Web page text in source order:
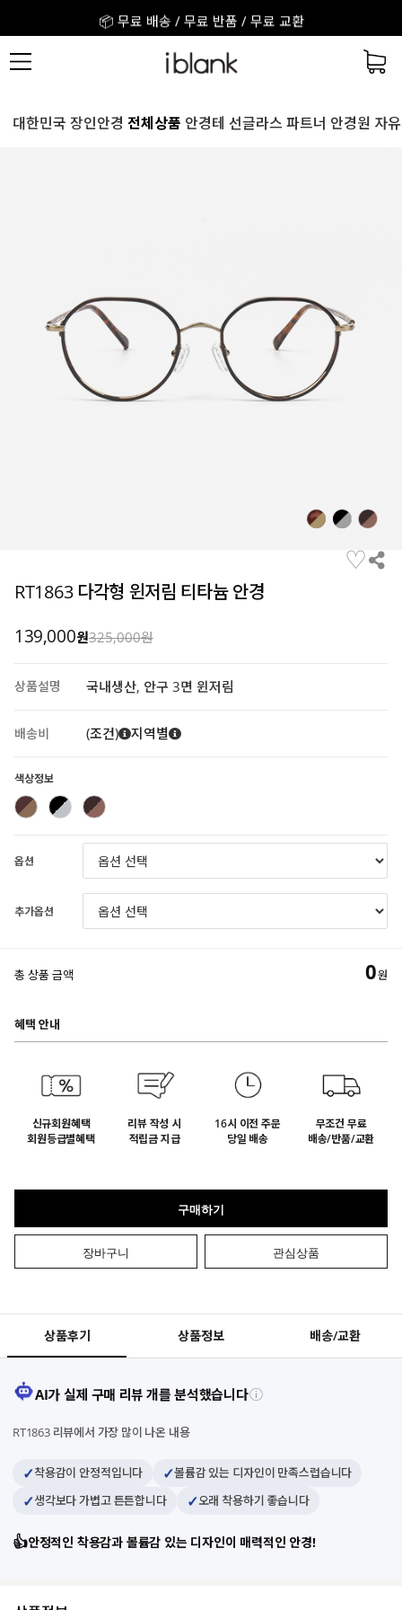
🎉 회원가입 시 3,000원 + 앱 설치 2,000원
🎁 구매 후기를 적어주세요! 적립금 지급!
대한민국 장인안경 전체상품 안경테 선글라스 파트너 안경원 자
♡
RT1863 다각형 윈저림 티타늄 안경
139,000원325,000원
상품설명 국내생산, 안구 3면 윈저림
배송비 (조건) 지역별
색상정보
옵션
추가옵션
총 상품 금액 0원
혜택 안내
신규회원혜택
회원등급별혜택
리뷰 작성 시
적립금 지급
16시 이전 주문
당일 배송
무조건 무료
배송/반품/교환
구매하기
장바구니 관심상품
상품후기 상품정보 배송/교환
AI가 실제 구매 리뷰 개를 분석했습니다ⓘ
RT1863 리뷰에서 가장 많이 나온 내용
✓착용감이 안정적입니다 ✓볼륨감 있는 디자인이 만족스럽습니다
✓생각보다 가볍고 튼튼합니다 ✓오래 착용하기 좋습니다
👍안정적인 착용감과 볼륨감 있는 디자인이 매력적인 안경!